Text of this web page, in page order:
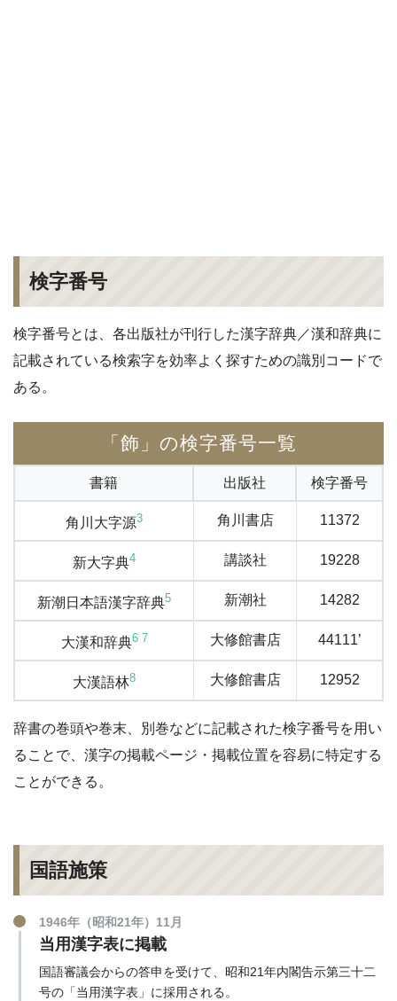
検字番号
検字番号とは、各出版社が刊行した漢字辞典／漢和辞典に
記載されている検索字を効率よく探すための識別コードで
ある。
「飾」の検字番号一覧
書籍 出版社 検字番号
角川大字源3 角川書店 11372
新大字典4 講談社 19228
新潮日本語漢字辞典5 新潮社 14282
大漢和辞典6 7 大修館書店 44111’
大漢語林8 大修館書店 12952
辞書の巻頭や巻末、別巻などに記載された検字番号を用い
ることで、漢字の掲載ページ・掲載位置を容易に特定する
ことができる。
国語施策
1946年（昭和21年）11月
当用漢字表に掲載
国語審議会からの答申を受けて、昭和21年内閣告示第三十二
号の「当用漢字表」に採用される。